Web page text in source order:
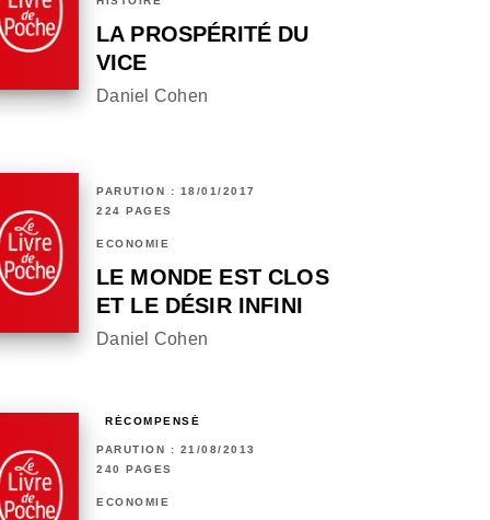
LA PROSPÉRITÉ DU
VICE
Daniel Cohen
PARUTION : 18/01/2017
224 PAGES
ECONOMIE
LE MONDE EST CLOS
ET LE DÉSIR INFINI
Daniel Cohen
RÉCOMPENSÉ
PARUTION : 21/08/2013
240 PAGES
ECONOMIE